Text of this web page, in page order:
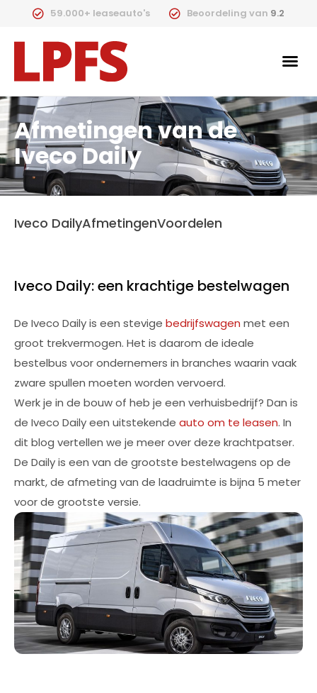
59.000+ leaseauto's Beoordeling van 9.2
Afmetingen van de
Iveco Daily
Iveco DailyAfmetingenVoordelen
Iveco Daily: een krachtige bestelwagen
De Iveco Daily is een stevige bedrijfswagen met een
groot trekvermogen. Het is daarom de ideale
bestelbus voor ondernemers in branches waarin vaak
zware spullen moeten worden vervoerd.
Werk je in de bouw of heb je een verhuisbedrijf? Dan is
de Iveco Daily een uitstekende auto om te leasen. In
dit blog vertellen we je meer over deze krachtpatser.
De Daily is een van de grootste bestelwagens op de
markt, de afmeting van de laadruimte is bijna 5 meter
voor de grootste versie.